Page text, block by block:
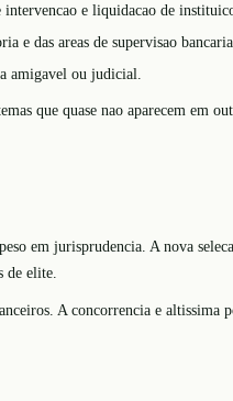
e liquidacao de
e das areas de supervisao bancaria.
amigavel ou judicial.
que quase nao aparecem em
em jurisprudencia. A nova
de elite.
A concorrencia e altissima